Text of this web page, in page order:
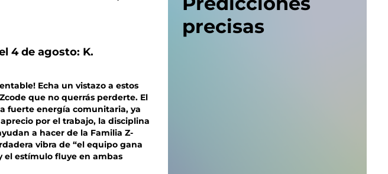
4 de agosto: K.
Echa un vistazo a estos
que no querrás perderte. El
fuerte energía comunitaria, ya
por el trabajo, la disciplina
a hacer de la Familia Z-
vibra de “el equipo gana
el estímulo fluye en ambas
precisas